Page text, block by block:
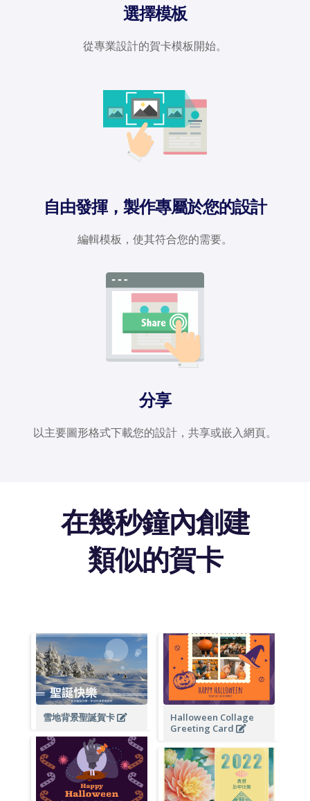
選擇模板
從專業設計的賀卡模板開始。
自由發揮，製作專屬於您的設計
編輯模板，使其符合您的需要。
分享
以主要圖形格式下載您的設計，共享或嵌入網頁。
在幾秒鐘內創建
類似的賀卡
雪地背景聖誕賀卡
Halloween Collage
Greeting Card